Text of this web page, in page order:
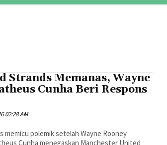
Strands Memanas, Wayne
Cunha Beri Respons
02:28 AM
memicu polemik setelah Wayne Rooney
Cunha menegaskan Manchester United